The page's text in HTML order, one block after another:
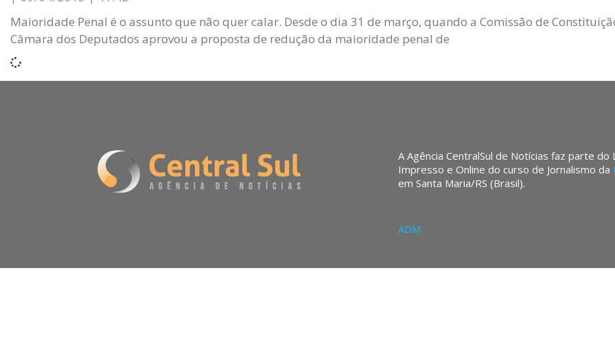
Maioridade Penal é o assunto que não quer calar. Desde o dia 31 de março, quando a Comissão de
Câmara dos Deputados aprovou a proposta de redução da maioridade penal de
A Agência CentralSul de Notícias faz parte
Impresso e Online do curso de Jornalismo da
em Santa Maria/RS (Brasil).
ADM